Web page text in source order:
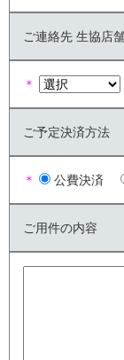
ご連絡先 生協店
＊
ご予定決済方法
＊ 公費決済
ご用件の内容